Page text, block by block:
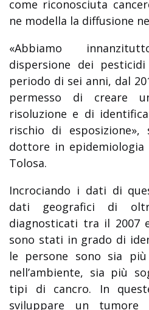
come riconosciuta
ne modella la diffusione
«Abbiamo
dispersione dei
periodo di sei anni, dal
permesso di creare
risoluzione e di
rischio di esposizione»,
dottore in epidemiologia
Tolosa.
Incrociando i dati di
dati geografici di
diagnosticati tra il 2007
sono stati in grado di
le persone sono sia
nell’ambiente, sia più
tipi di cancro. In
sviluppare un